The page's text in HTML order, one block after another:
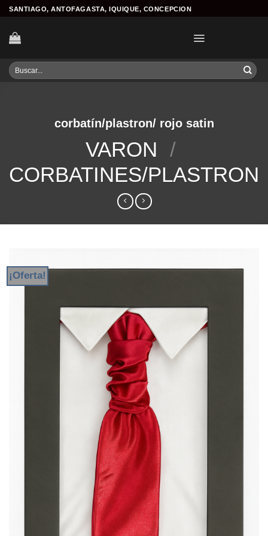
Skip
content
SANTIAGO, ANTOFAGASTA, IQUIQUE, CONCEPCION
Buscar
por:
corbatín/plastron/ rojo satin
VARON /
CORBATINES/PLASTRON
¡Oferta!